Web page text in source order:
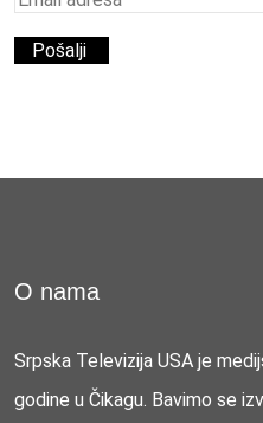
O nama
Srpska Televizija USA je
godine u Čikagu. Bavimo se